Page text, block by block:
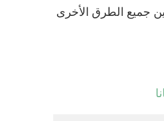
جميع الطرق الأخرى